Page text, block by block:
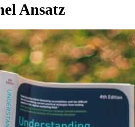
Ansatz